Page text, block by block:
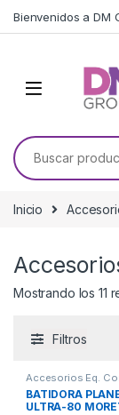
Bienvenidos a DM
Buscar por:
Inicio
Mostrando los 11
Filtros
Accesorios Eq.
BATIDORA
ULTRA-80